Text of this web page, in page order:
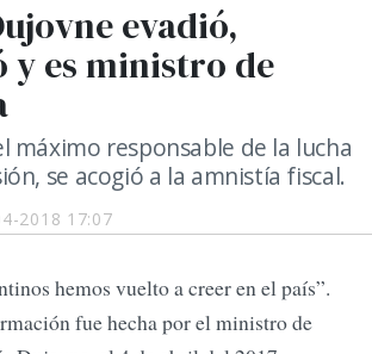
2018 17:07
evadió,
y es ministro de
máximo responsable de la lucha
se acogió a la amnistía fiscal.
hemos vuelto a creer en el país”.
fue hecha por el ministro de